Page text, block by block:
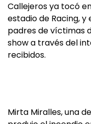
Callejeros ya tocó
estadio de Racing,
padres de víctimas
show a través del
recibidos.
Mirta Miralles, una